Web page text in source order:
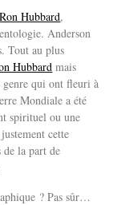
Ron Hubbard,
Anderson
Tout au plus
Hubbard mais
genre qui ont fleuri à
Mondiale a été
spirituel ou une
cette
de la part de
? Pas sûr…